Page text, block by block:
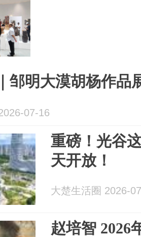
邹明大漠胡杨作品
07-16
重磅！光谷
天开放！
大楚生活圈 2026-
赵培智 2026